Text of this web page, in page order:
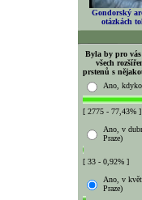
Gondorský
otázkách
Byla by pro
všech
prstenů s
Ano,
[ 2775 - 77,43% ]
Ano, v
Praze)
[ 33 - 0,92% ]
Ano, v
Praze)